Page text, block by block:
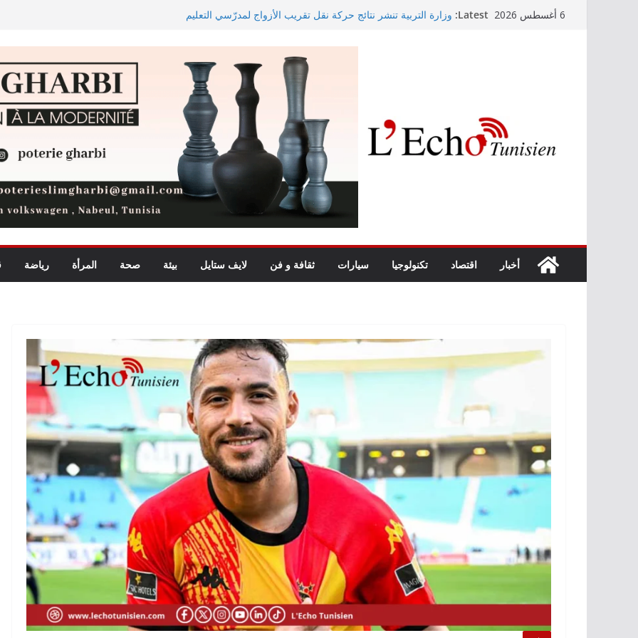
6 أغسطس 2026 Latest: وزارة التربية تنشر نتائج حركة نقل تقريب الأزواج لمدرّسي التعليم
رابطة الأبطال: النادي الإفريقي يُواجه دجوليبا في الدور التمهيدي الأوّل
“نسناس وبهناس”.. عرض مسرحي جديد للأطفال يجمع بين الترفيه
اليوم: قرعة الدور التمهيدي لرابطة الأبطال وكأس الكونفدرالية
أخبار اقتصاد تكنولوجيا سيارات ثقافة و فن لايف ستايل بيئة صحة المرأة رياضة